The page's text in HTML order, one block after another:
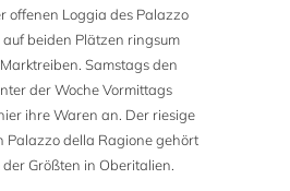
offenen Loggia des Palazzo
beiden Plätzen ringsum
Samstags den
der Woche Vormittags
ihre Waren an. Der riesige
Palazzo della Ragione gehört
Größten in Oberitalien.